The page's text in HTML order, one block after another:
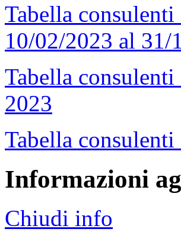
Tabella
10/02/2023 al 31/
Tabella
2023
Tabella
Informazioni
Chiudi info